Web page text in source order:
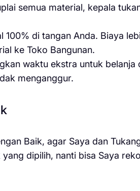
semua material, kepala
100% di tangan Anda. Biaya
ke Toko Bangunan.
waktu ekstra untuk
menganggur.
Baik, agar Saya dan
dipilih, nanti bisa Saya